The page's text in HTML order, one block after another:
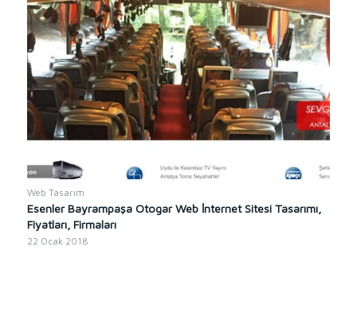
Web Tasarım
Esenler Bayrampaşa Otogar Web İnternet Sitesi Tasarımı,
Fiyatları, Firmaları
22 Ocak 2018